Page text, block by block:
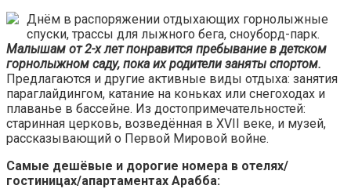
Днём в распоряжении отдыхающих горнолыжные
спуски, трассы для лыжного бега, сноуборд-парк.
Малышам от 2-х лет понравится пребывание в детском
горнолыжном саду, пока их родители заняты спортом.
Предлагаются и другие активные виды отдыха: занятия
параглайдингом, катание на коньках или снегоходах и
плаванье в бассейне. Из достопримечательностей:
старинная церковь, возведённая в XVII веке, и музей,
рассказывающий о Первой Мировой войне.
Самые дешёвые и дорогие номера в отелях/
гостиницах/апартаментах Арабба: